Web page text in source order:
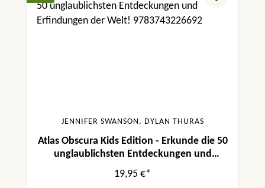
JENNIFER SWANSON, DYLAN THURAS
Atlas Obscura Kids Edition - Erkunde die 50
unglaublichsten Entdeckungen und
Erfindungen der Welt!
19,95 €*